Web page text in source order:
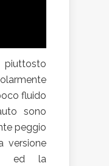
fluido
sono
peggio
versione
ed la